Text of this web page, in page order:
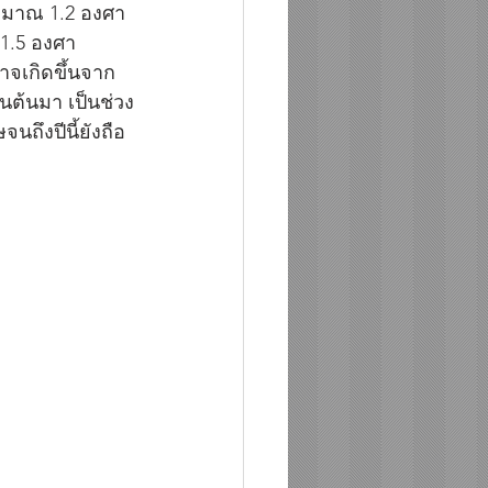
าณ 1.2 องศา
องศา
จเกิดขึ้นจาก
ต้นมา เป็นช่วง
นถึงปีนี้ยังถือ